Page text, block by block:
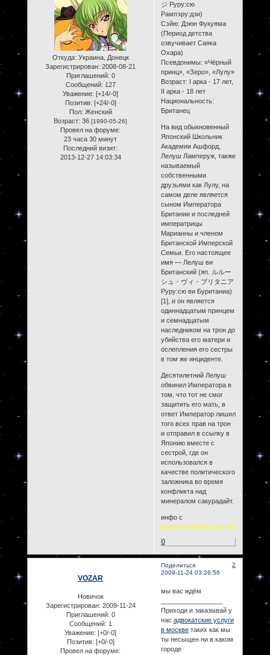
Откуда: Украина, Донецк
Зарегистрирован: 2008-08-21
Приглашений: 0
Сообщений: 127
Уважение: [+14/-0]
Позитив: [+24/-0]
Пол: Женский
Возраст: 36[1990-05-26]
Провел на форуме:
23 часа 30 минут
Последний визит:
2013-12-27 14:03:34
ジ Руру:сю
Рампэру:дзи)
Сэйю: Дзюн Фукуяма
(Период детства
озвучивает Саяка
Охара)
Псевдонимы: «Чёрный
принц», «Зеро», «Лулу»
Возраст: I арка - 17 лет,
II арка - 18 лет
Национальность:
Британец
На вид обыкновенный
Японский Школьник
Академии Ашфорд,
Лелуш Ламперуж, также
называемый
собственными
друзьями как Лулу, на
самом деле является
сыном Императора
Британии и последней
императрицы
Марианны и членом
Британской Имперской
Семьи. Его настоящее
имя — Лелуш ви
Британский (яп. ルルー
シュ・ヴィ・ブリタニア
Руру:сю ви Буританиа)
[1], и он является
одиннадцатым принцем
и семнадцатым
наследником на трон до
убийства его матери и
ослепления его сестры
в том же инциденте.
Десятилетний Лелуш
обвинил Императора в
том, что тот не смог
защитить его мать, в
ответ Император лишил
того всех прав на трон
и отправил в ссылку в
Японию вместе с
сестрой, где он
использовался в
качестве политического
заложника во время
конфликта над
минералом сакурадайт.
инфо с
http://ru.wikipedia.org/wiki/
0
Поделиться
2
2009-11-24 03:26:56
VOZAR
Новичок
Зарегистрирован: 2009-11-24
Приглашений: 0
Сообщений: 1
Уважение: [+0/-0]
Позитив: [+0/-0]
Провел на форуме:
мы вас ждём
Приходи и заказывай у
нас адвокатские услуги
в москветаких как мы
ты несыщен ни в каком
городе